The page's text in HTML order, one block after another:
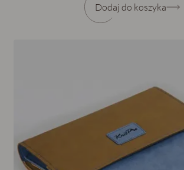
Dodaj do koszyka